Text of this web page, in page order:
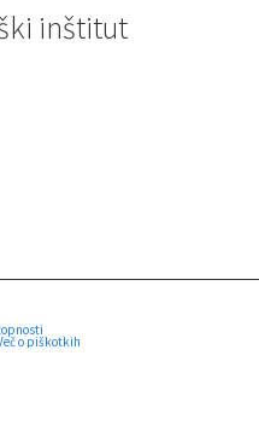
inštitut
o piškotkih